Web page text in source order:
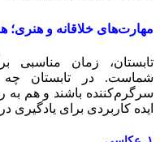
خلاقانه و هنری؛
زمان مناسبی
در تابستان چه
باشند و هم به
کاربردی برای یادگیری